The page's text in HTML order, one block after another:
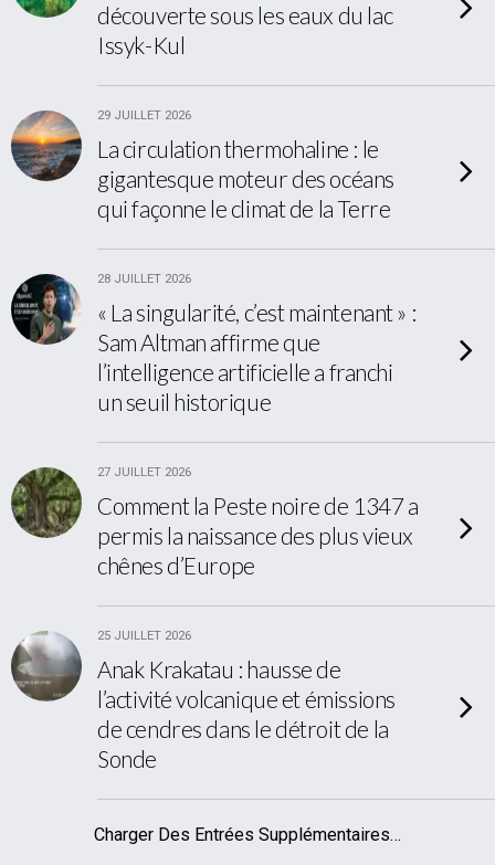
découverte sous les eaux du lac
Issyk-Kul
29 JUILLET 2026
La circulation thermohaline : le
gigantesque moteur des océans
qui façonne le climat de la Terre
28 JUILLET 2026
« La singularité, c’est maintenant » :
Sam Altman affirme que
l’intelligence artificielle a franchi
un seuil historique
27 JUILLET 2026
Comment la Peste noire de 1347 a
permis la naissance des plus vieux
chênes d’Europe
25 JUILLET 2026
Anak Krakatau : hausse de
l’activité volcanique et émissions
de cendres dans le détroit de la
Sonde
Charger Des Entrées Supplémentaires…